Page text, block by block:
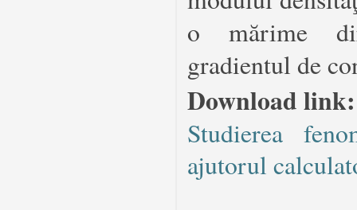
o mărime
gradientul de
Download link:
Studierea
ajutorul